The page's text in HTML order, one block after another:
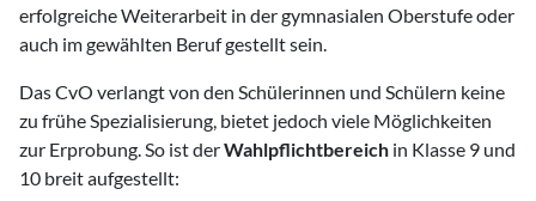
erfolgreiche Weiterarbeit in der gymnasialen Oberstufe oder
auch im gewählten Beruf gestellt sein.
Das CvO verlangt von den Schülerinnen und Schülern keine
zu frühe Spezialisierung, bietet jedoch viele Möglichkeiten
zur Erprobung. So ist derWahlpflichtbereich in Klasse 9 und
10 breit aufgestellt: